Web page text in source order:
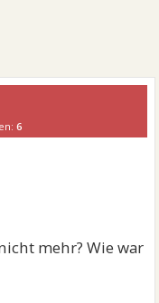
6
mehr? Wie war